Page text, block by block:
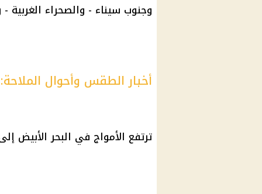
وجنوب سيناء - والصحراء الغربية -
أخبار الطقس وأحوال الملاحة:
ترتفع الأمواج في البحر الأبيض إلى 2 متر بينما البحر الأحمر تصل الأمواج فيه